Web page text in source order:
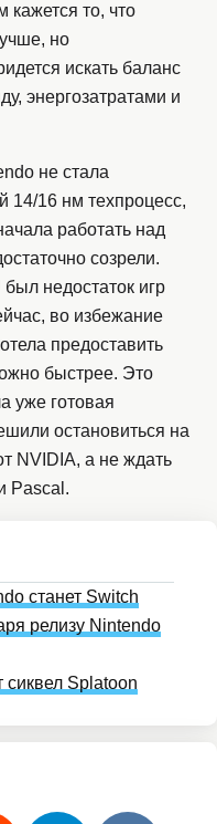
то, что
но
искать баланс
энергозатратами и
не стала
14/16 нм техпроцесс,
работать над
созрели.
недостаток игр
во избежание
предоставить
быстрее. Это
уже готовая
остановиться на
NVIDIA, а не ждать
Pascal.
станет Switch
релизу Nintendo
Splatoon